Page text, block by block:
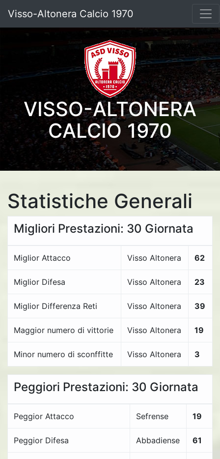
Visso-Altonera Calcio 1970
VISSO-ALTONERA
CALCIO 1970
Statistiche Generali
Migliori Prestazioni: 30 Giornata
Miglior Attacco Visso Altonera 62
Miglior Difesa Visso Altonera 23
Miglior Differenza Reti Visso Altonera 39
Maggior numero di vittorie Visso Altonera 19
Minor numero di sconffitte Visso Altonera 3
Peggiori Prestazioni: 30 Giornata
Peggior Attacco Sefrense 19
Peggior Difesa Abbadiense 61